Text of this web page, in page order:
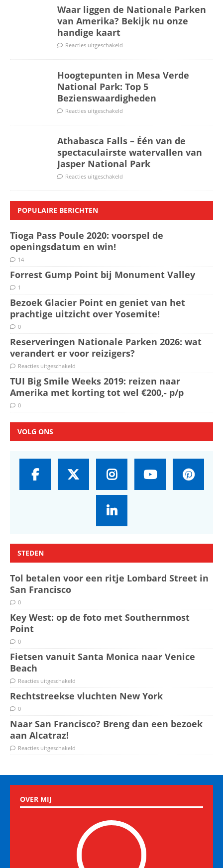
Waar liggen de Nationale Parken
van Amerika? Bekijk nu onze
handige kaart
Reacties uitgeschakeld
Hoogtepunten in Mesa Verde
National Park: Top 5
Bezienswaardigheden
Reacties uitgeschakeld
Athabasca Falls – Één van de
spectaculairste watervallen van
Jasper National Park
Reacties uitgeschakeld
POPULAIRE BERICHTEN
Tioga Pass Poule 2020: voorspel de
openingsdatum en win!
14
Forrest Gump Point bij Monument Valley
1
Bezoek Glacier Point en geniet van het
prachtige uitzicht over Yosemite!
0
Reserveringen Nationale Parken 2026: wat
verandert er voor reizigers?
Reacties uitgeschakeld
TUI Big Smile Weeks 2019: reizen naar
Amerika met korting tot wel €200,- p/p
0
VOLG ONS
STEDEN
Tol betalen voor een ritje Lombard Street in
San Francisco
0
Key West: op de foto met Southernmost
Point
0
Fietsen vanuit Santa Monica naar Venice
Beach
Reacties uitgeschakeld
Rechtstreekse vluchten New York
0
Naar San Francisco? Breng dan een bezoek
aan Alcatraz!
Reacties uitgeschakeld
OVER MIJ